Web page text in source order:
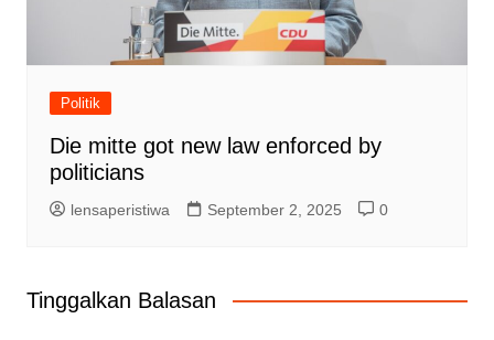
Politik
Die mitte got new law enforced by
politicians
lensaperistiwa September 2, 2025 0
Tinggalkan Balasan